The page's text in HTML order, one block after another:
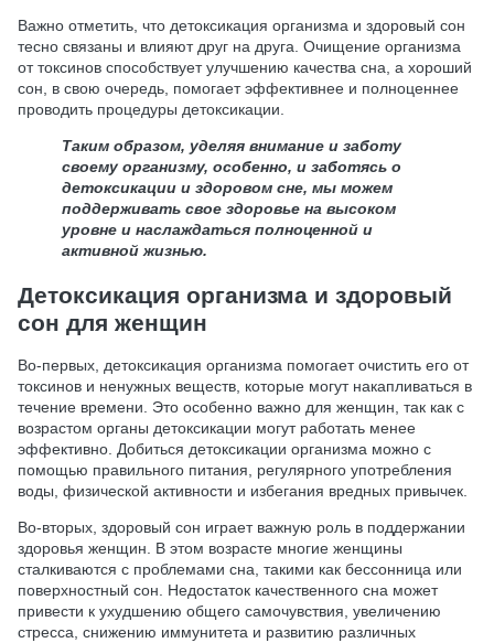
Важно отметить, что детоксикация организма и здоровый сон
тесно связаны и влияют друг на друга. Очищение организма
от токсинов способствует улучшению качества сна, а хороший
сон, в свою очередь, помогает эффективнее и полноценнее
проводить процедуры детоксикации.
Таким образом, уделяя внимание и заботу
своему организму, особенно, и заботясь о
детоксикации и здоровом сне, мы можем
поддерживать свое здоровье на высоком
уровне и наслаждаться полноценной и
активной жизнью.
Детоксикация организма и здоровый
сон для женщин
Во-первых, детоксикация организма помогает очистить его от
токсинов и ненужных веществ, которые могут накапливаться в
течение времени. Это особенно важно для женщин, так как с
возрастом органы детоксикации могут работать менее
эффективно. Добиться детоксикации организма можно с
помощью правильного питания, регулярного употребления
воды, физической активности и избегания вредных привычек.
Во-вторых, здоровый сон играет важную роль в поддержании
здоровья женщин. В этом возрасте многие женщины
сталкиваются с проблемами сна, такими как бессонница или
поверхностный сон. Недостаток качественного сна может
привести к ухудшению общего самочувствия, увеличению
стресса, снижению иммунитета и развитию различных